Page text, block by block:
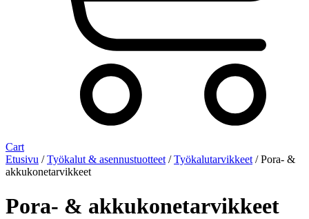
Cart
Etusivu /Työkalut & asennustuotteet /Työkalutarvikkeet / Pora- &
akkukonetarvikkeet
Pora- & akkukonetarvikkeet